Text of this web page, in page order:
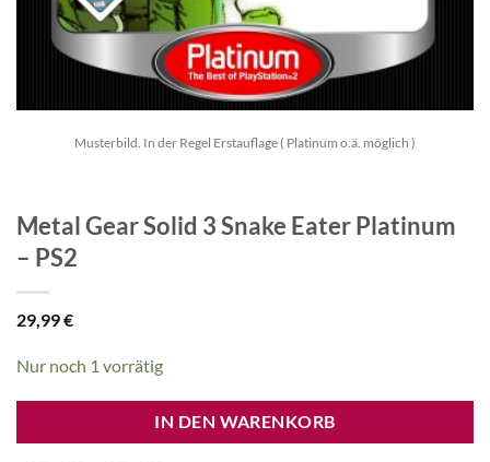
Musterbild. In der Regel Erstauflage ( Platinum o.ä. möglich )
Metal Gear Solid 3 Snake Eater Platinum
– PS2
29,99€
Nur noch 1 vorrätig
IN DEN WARENKORB